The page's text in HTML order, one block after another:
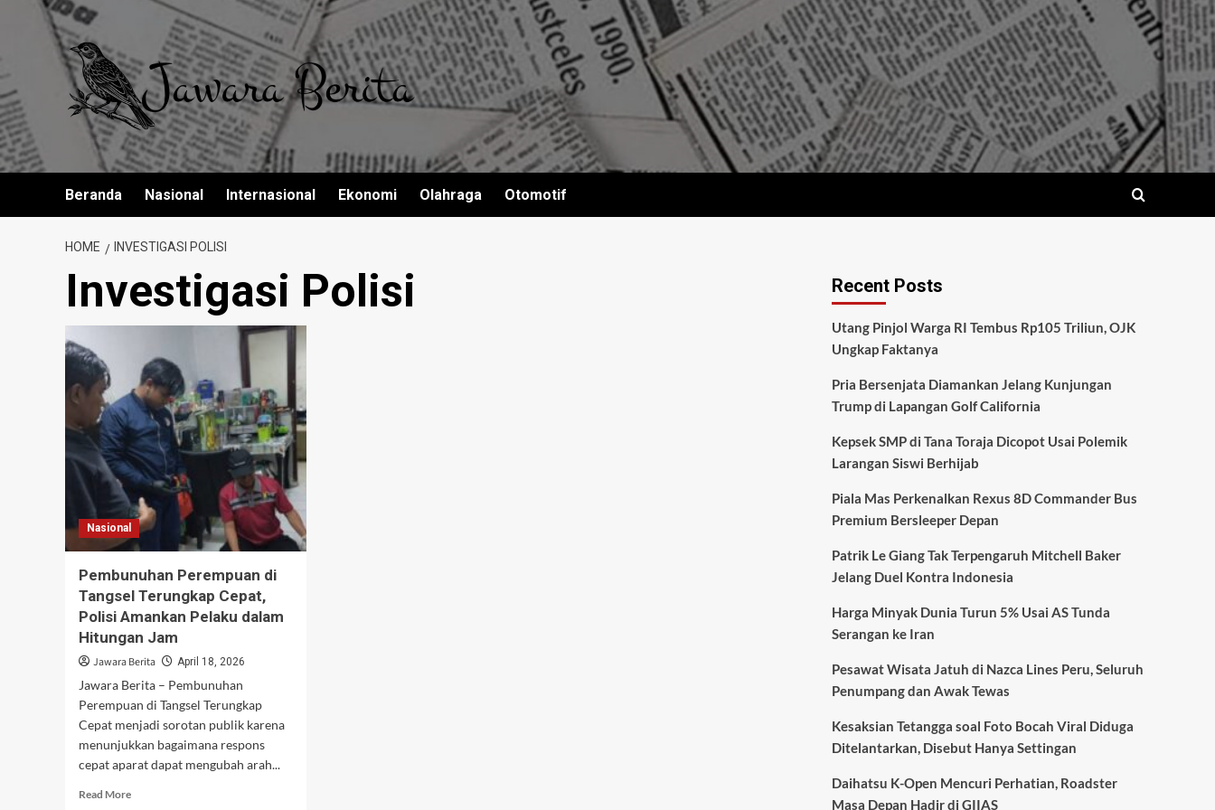
content
Beranda Nasional Internasional Ekonomi Olahraga Otomotif
HOME INVESTIGASI POLISI
Investigasi Polisi
Nasional
Pembunuhan Perempuan di
Tangsel Terungkap Cepat,
Polisi Amankan Pelaku dalam
Hitungan Jam
Jawara Berita April 18, 2026
Jawara Berita – Pembunuhan
Perempuan di Tangsel Terungkap
Cepat menjadi sorotan publik karena
menunjukkan bagaimana respons
cepat aparat dapat mengubah arah...
Read MoreRead
Recent Posts
Utang Pinjol Warga RI Tembus Rp105 Triliun, OJK
Ungkap Faktanya
Pria Bersenjata Diamankan Jelang Kunjungan
Trump di Lapangan Golf California
Kepsek SMP di Tana Toraja Dicopot Usai Polemik
Larangan Siswi Berhijab
Piala Mas Perkenalkan Rexus 8D Commander Bus
Premium Bersleeper Depan
Patrik Le Giang Tak Terpengaruh Mitchell Baker
Jelang Duel Kontra Indonesia
Harga Minyak Dunia Turun 5% Usai AS Tunda
Serangan ke Iran
Pesawat Wisata Jatuh di Nazca Lines Peru, Seluruh
Penumpang dan Awak Tewas
Kesaksian Tetangga soal Foto Bocah Viral Diduga
Ditelantarkan, Disebut Hanya Settingan
Daihatsu K-Open Mencuri Perhatian, Roadster
Masa Depan Hadir di GIIAS